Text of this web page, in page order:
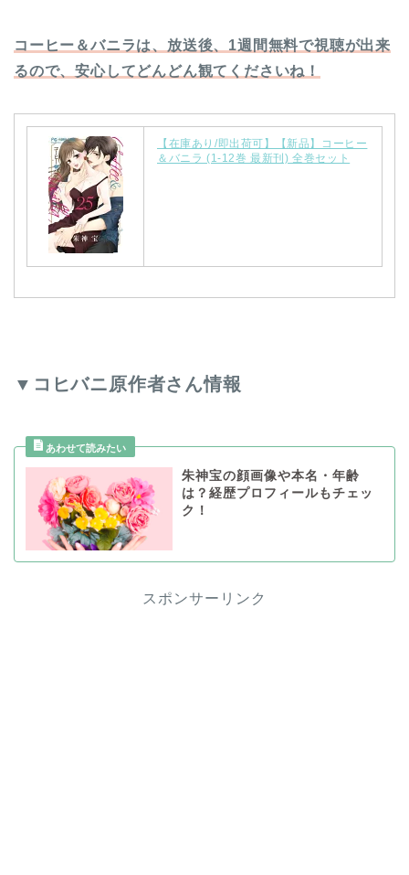
コーヒー＆バニラは、放送後、1週間無料で視聴が出来
るので、安心してどんどん観てくださいね！
【在庫あり/即出荷可】【新品】コーヒー
＆バニラ (1-12巻 最新刊) 全巻セット
▼コヒバニ原作者さん情報
朱神宝の顔画像や本名・年齢
は？経歴プロフィールもチェッ
ク！
スポンサーリンク